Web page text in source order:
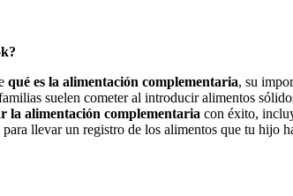
qué es la alimentación complementaria, su
suelen cometer al introducir alimentos
la alimentación complementaria con éxito,
para llevar un registro de los alimentos que tu hijo